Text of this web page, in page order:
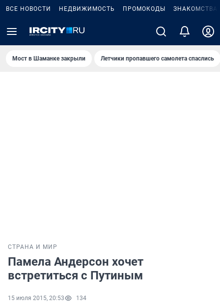
ВСЕ НОВОСТИ НЕДВИЖИМОСТЬ ПРОМОКОДЫ ЗНАКОМСТВА
Мост в Шаманке закрыли Летчики пропавшего самолета спаслись
СТРАНА И МИР
Памела Андерсон хочет
встретиться с Путиным
15 июля 2015, 20:53 134